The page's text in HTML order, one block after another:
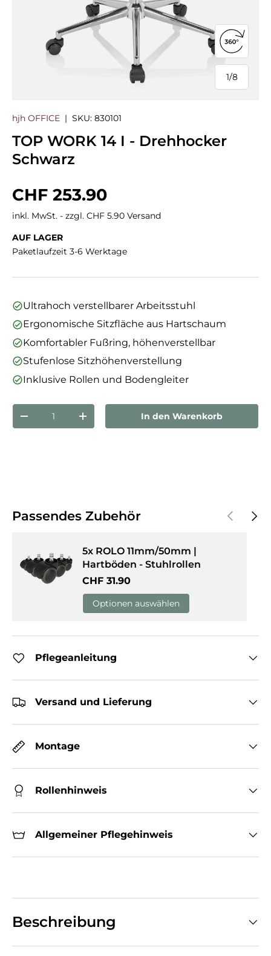
1/
von
8
360°-
hjh OFFICE | SKU: 830101
TOP WORK 14 I - Drehhocker
Schwarz
Normaler Preis
CHF 253.90
inkl. MwSt. - zzgl. CHF 5.90 Versand
AUF LAGER
Paketlaufzeit 3-6 Werktage
Ultrahoch verstellbarer Arbeitsstuhl
Ergonomische Sitzfläche aus Hartschaum
Komfortabler Fußring, höhenverstellbar
Stufenlose Sitzhöhenverstellung
Inklusive Rollen und Bodengleiter
Anzahl
Menge verringernMenge erhöhenIn den Warenkorb
Passendes Zubehör Vorherige
5x ROLO 11mm/50mm |
Hartböden - Stuhlrollen
Normaler Preis
CHF 31.90
Optionen auswählen
Pflegeanleitung
Versand und Lieferung
Montage
Rollenhinweis
Allgemeiner Pflegehinweis
Beschreibung